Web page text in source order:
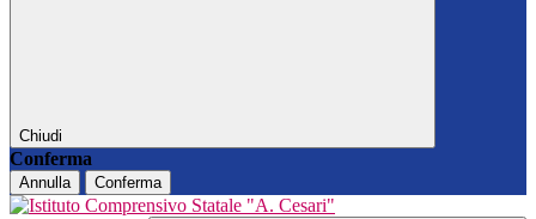
Chiudi
Conferma
Annulla Conferma